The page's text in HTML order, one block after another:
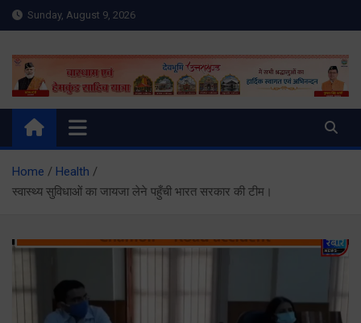
Skip
to
Sunday, August 9, 2026
Meru Raibar | Uttarakhand
News | Uttarkashi News
meruraibar.com
Home
Health
स्वास्थ्य सुविधाओं का जायजा लेने पहुँची भारत सरकार की टीम।